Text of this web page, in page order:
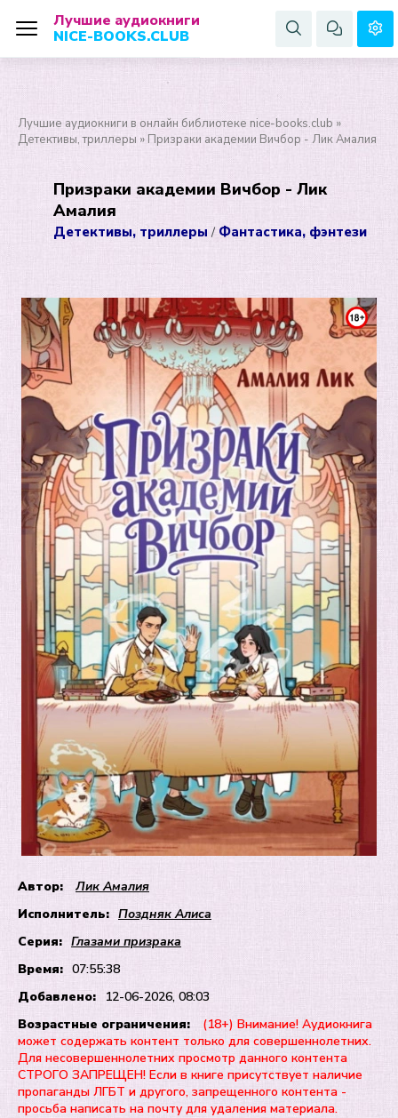
Лучшие аудиокниги
NICE-BOOKS.CLUB
Лучшие аудиокниги в онлайн библиотеке nice-books.club »
Детективы, триллеры » Призраки академии Вичбор - Лик Амалия
Призраки академии Вичбор - Лик
Амалия
Детективы, триллеры / Фантастика, фэнтези
Автор:
Лик Амалия
Исполнитель: Поздняк Алиса
Серия: Глазами призрака
Время: 07:55:38
Добавлено:
12-06-2026, 08:03
Возрастные ограничения:
(18+) Внимание! Аудиокнига
может содержать контент только для совершеннолетних.
Для несовершеннолетних просмотр данного контента
СТРОГО ЗАПРЕЩЕН! Если в книге присутствует наличие
пропаганды ЛГБТ и другого, запрещенного контента -
просьба написать на почту для удаления материала.